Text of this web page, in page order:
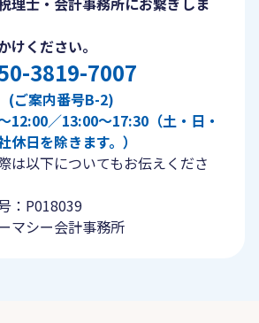
けください。
3819-7007
(ご案内番号B-2)
12:00／13:00〜17:30（土・日・
休日を除きます。）
は以下についてもお伝えくださ
：P018039
マシー会計事務所